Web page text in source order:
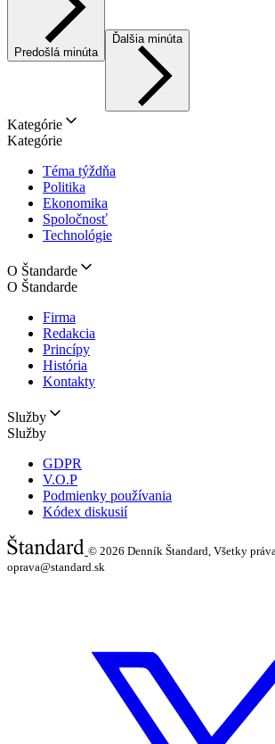
Predošlá minúta
Ďalšia minúta
Kategórie
Kategórie
Téma týždňa
Politika
Ekonomika
Spoločnosť
Technológie
O Štandarde
O Štandarde
Firma
Redakcia
Princípy
História
Kontakty
Služby
Služby
GDPR
V.O.P
Podmienky používania
Kódex diskusií
© 2026 Denník Štandard, Všetky
oprava@standard.sk